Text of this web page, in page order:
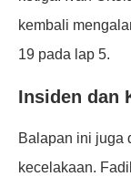
kembali
19 pada lap 5.
Insiden dan
Balapan ini juga
kecelakaan.